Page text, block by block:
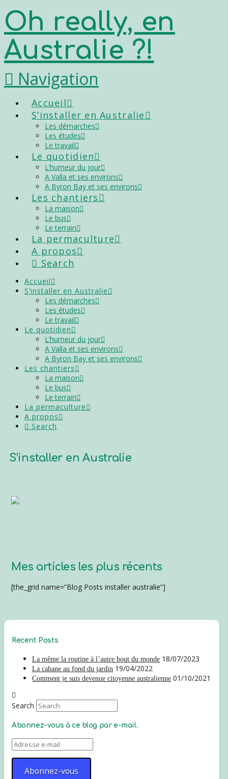
Oh really, en
Australie ?!
Navigation
Accueil
S’installer en Australie
Les démarches
Les études
Le travail
Le quotidien
L’humeur du jour
A Valla et ses environs
A Byron Bay et ses environs
Les chantiers
La maison
Le bus
Le terrain
La permaculture
A propos
Search
Accueil
S’installer en Australie
Les démarches
Les études
Le travail
Le quotidien
L’humeur du jour
A Valla et ses environs
A Byron Bay et ses environs
Les chantiers
La maison
Le bus
Le terrain
La permaculture
A propos
Search
S’installer en Australie
Mes articles les plus récents
[the_grid name=”Blog Posts installer australie”]
Recent Posts
La même la routine à l’autre bout du monde 18/07/2023
La cabane au fond du jardin 19/04/2022
Comment je suis devenue citoyenne australienne 01/10/2021
Search
Abonnez-vous à ce blog par e-mail.
Adresse
e-
mail
Abonnez-vous